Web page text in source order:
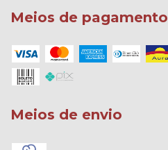
Meios de pagamento
Meios de envio